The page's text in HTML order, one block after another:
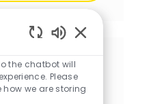
twittervia LinkedIn
Compartilhar por e-mail
Compartilhe via
Compartilhar
the chatbot will
Please
we are storing